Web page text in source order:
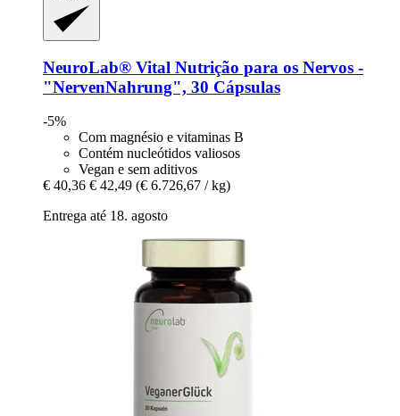
NeuroLab® Vital Nutrição para os Nervos -​
"NervenNahrung", 30 Cápsulas
-5%
Com magnésio e vitaminas B
Contém nucleótidos valiosos
Vegan e sem aditivos
€ 40,36 € 42,49 (€ 6.726,67 / kg)
Entrega até 18. agosto